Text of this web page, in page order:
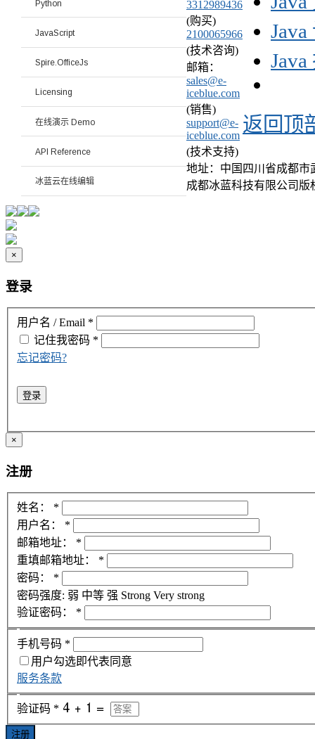
返回顶
Python
JavaScript
Spire.OfficeJs
Licensing
在线演示 Demo
API Reference
冰蓝云在线编辑
3312989436
(购买)
2100065966
(技术咨询)
邮箱：
sales@e-
iceblue.com
(销售)
support@e-
iceblue.com
(技术支持)
地址：中国四川省成都市
成都冰蓝科技有限公司版
×
登录
用户名 / Email *
密码 *
记住我
忘记密码?
登录
×
注册
姓名：
*
用户名：
*
邮箱地址：
*
重填邮箱地址：
*
密码：
*
密码强度: 弱 中等 强 Strong Very strong
验证密码：
*
手机号码 *
用户勾选即代表同意
服务条款
验证码 *
注册